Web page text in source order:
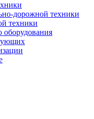
дорожной техники
техники
оборудования